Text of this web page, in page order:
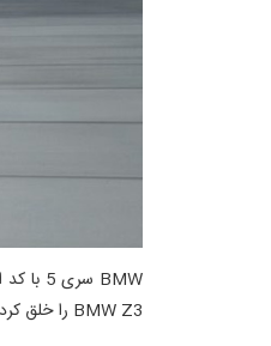
BMW Z3 را خلق کرده که آن هم محصولی تحسین‌برانگیز شمرده می‌شود.